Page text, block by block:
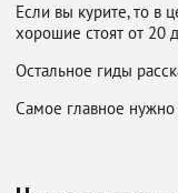
Если вы курите, то в
хорошие стоят от 20
Остальное гиды
Самое главное нужно